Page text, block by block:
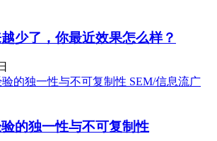
少了，你最近效果怎么样？
SEM/信息流广
的独一性与不可复制性